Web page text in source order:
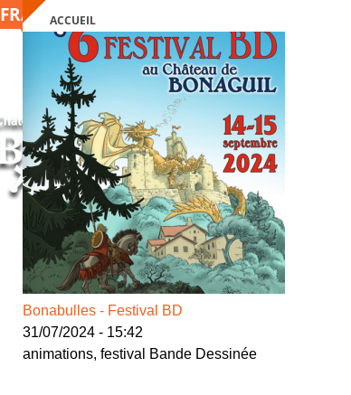
FRANÇAIS
VOUS ÊTES ICI
ACCUEIL
Bonabulles - Festival BD
31/07/2024 - 15:42
animations, festival Bande Dessinée